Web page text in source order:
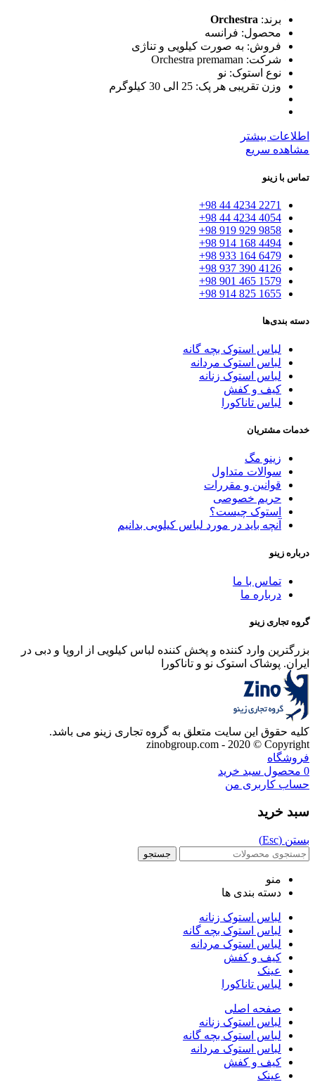
برند: Orchestra
محصول: فرانسه
فروش: به صورت کیلویی و تناژی
شرکت: Orchestra premaman
نوع استوک: نو
وزن تقریبی هر پک: 25 الی 30 کیلوگرم
اطلاعات بیشتر
مشاهده سریع
تماس با زینو
2271 4234 44 98+
4054 4234 44 98+
9858 929 919 98+
4494 168 914 98+
6479 164 933 98+
4126 390 937 98+
1579 465 901 98+
1655 825 914 98+
دسته بندی‌ها
لباس استوک بچه گانه
لباس استوک مردانه
لباس استوک زنانه
کیف و کفش
لباس تاناکورا
خدمات مشتریان
زینو مگ
سوالات متداول
قوانین و مقررات
حریم خصوصی
استوک چیست؟
آنچه باید در مورد لباس کیلویی بدانیم
درباره زینو
تماس با ما
درباره ما
گروه تجاری زینو
بزرگترین وارد کننده و پخش کننده لباس کیلویی از اروپا و دبی در
ایران. پوشاک استوک نو و تاناکورا
کلیه حقوق این سایت متعلق به گروه تجاری زینو می باشد.
zinobgroup.com - 2020 © Copyright
فروشگاه
0 محصول سبد خرید
حساب کاربری من
سبد خرید
بستن (Esc)
جستجو
منو
دسته بندی ها
لباس استوک زنانه
لباس استوک بچه گانه
لباس استوک مردانه
کیف و کفش
عینک
لباس تاناکورا
صفحه اصلی
لباس استوک زنانه
لباس استوک بچه گانه
لباس استوک مردانه
کیف و کفش
عینک